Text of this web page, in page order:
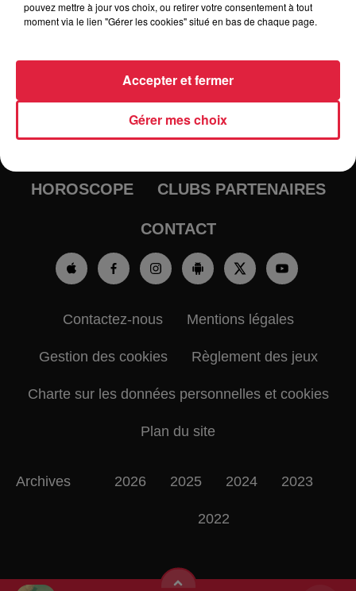
HOROSCOPE CLUBS PARTENAIRES
CONTACT
Contactez-nous Mentions légales
Gestion des cookies Règlement des jeux
Charte sur les données personnelles et cookies
Plan du site
Archives 2026 2025 2024 2023
2022
pouvez mettre à jour vos choix, ou retirer votre consentement à tout
moment via le lien "Gérer les cookies" situé en bas de chaque page.
Gérer mes choix
Accepter et fermer